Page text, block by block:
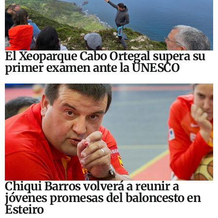
El Xeoparque Cabo Ortegal supera su
primer examen ante la UNESCO
Chiqui Barros volverá a reunir a
jóvenes promesas del baloncesto en
Esteiro